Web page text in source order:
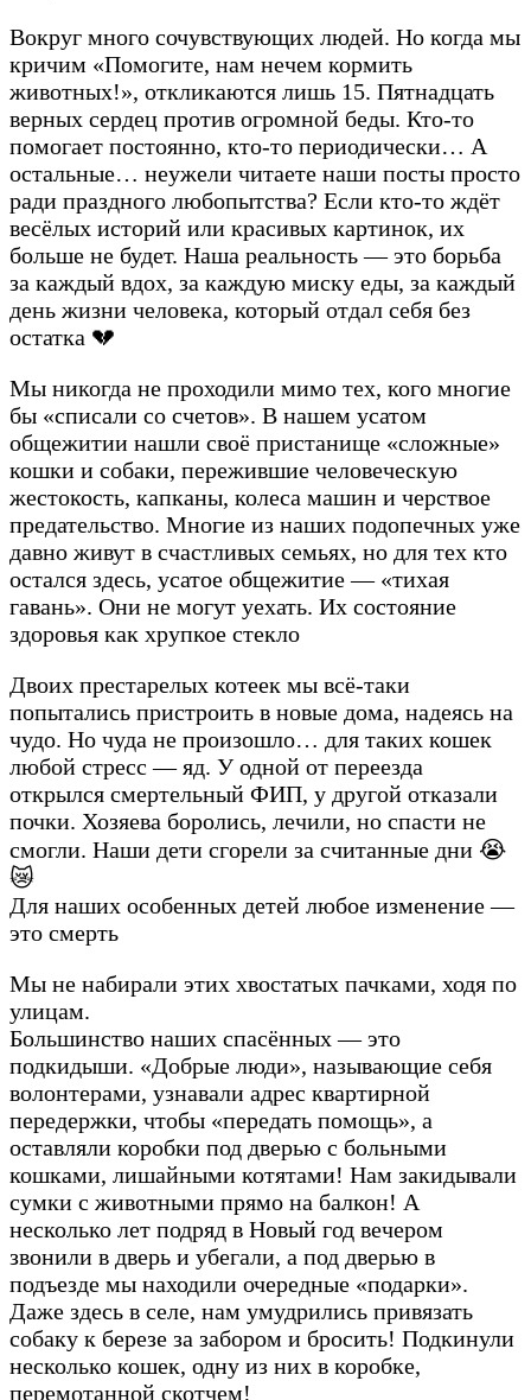
Вокруг много сочувствующих людей. Но когда мы
кричим «Помогите, нам нечем кормить
животных!», откликаются лишь 15. Пятнадцать
верных сердец против огромной беды. Кто-то
помогает постоянно, кто-то периодически… А
остальные… неужели читаете наши посты просто
ради праздного любопытства? Если кто-то ждёт
весёлых историй или красивых картинок, их
больше не будет. Наша реальность — это борьба
за каждый вдох, за каждую миску еды, за каждый
день жизни человека, который отдал себя без
остатка 💔
Мы никогда не проходили мимо тех, кого многие
бы «списали со счетов». В нашем усатом
общежитии нашли своё пристанище «сложные»
кошки и собаки, пережившие человеческую
жестокость, капканы, колеса машин и черствое
предательство. Многие из наших подопечных уже
давно живут в счастливых семьях, но для тех кто
остался здесь, усатое общежитие — «тихая
гавань». Они не могут уехать. Их состояние
здоровья как хрупкое стекло
Двоих престарелых котеек мы всё-таки
попытались пристроить в новые дома, надеясь на
чудо. Но чуда не произошло… для таких кошек
любой стресс — яд. У одной от переезда
открылся смертельный ФИП, у другой отказали
почки. Хозяева боролись, лечили, но спасти не
смогли. Наши дети сгорели за считанные дни 😭
😿
Для наших особенных детей любое изменение —
это смерть
Мы не набирали этих хвостатых пачками, ходя по
улицам.
Большинство наших спасённых — это
подкидыши. «Добрые люди», называющие себя
волонтерами, узнавали адрес квартирной
передержки, чтобы «передать помощь», а
оставляли коробки под дверью с больными
кошками, лишайными котятами! Нам закидывали
сумки с животными прямо на балкон! А
несколько лет подряд в Новый год вечером
звонили в дверь и убегали, а под дверью в
подъезде мы находили очередные «подарки».
Даже здесь в селе, нам умудрились привязать
собаку к березе за забором и бросить! Подкинули
несколько кошек, одну из них в коробке,
перемотанной скотчем!